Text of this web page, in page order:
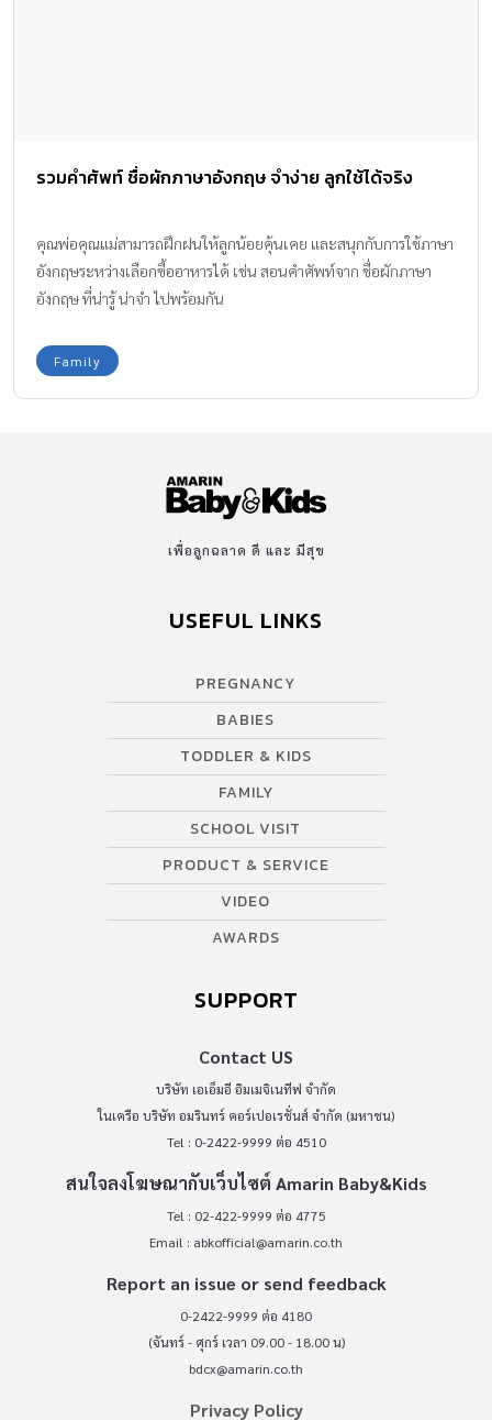
รวมคำศัพท์ ชื่อผักภาษาอังกฤษ จำง่าย ลูกใช้ได้จริง
คุณพ่อคุณแม่สามารถฝึกฝนให้ลูกน้อยคุ้นเคย และสนุกกับการใช้ภาษา
อังกฤษระหว่างเลือกซื้ออาหารได้ เช่น สอนคำศัพท์จาก ชื่อผักภาษา
อังกฤษ ที่น่ารู้ น่าจำ ไปพร้อมกัน
Family
เพื่อลูกฉลาด ดี และ มีสุข
USEFUL LINKS
PREGNANCY
BABIES
TODDLER & KIDS
FAMILY
SCHOOL VISIT
PRODUCT & SERVICE
VIDEO
AWARDS
SUPPORT
Contact US
บริษัท เอเอ็มอี อิมเมจิเนทีฟ จำกัด
ในเครือ บริษัท อมรินทร์ คอร์เปอเรชั่นส์ จำกัด (มหาชน)
Tel : 0-2422-9999 ต่อ 4510
สนใจลงโฆษณากับเว็บไซต์ Amarin Baby&Kids
Tel : 02-422-9999 ต่อ 4775
Email : abkofficial@amarin.co.th
Report an issue or send feedback
0-2422-9999 ต่อ 4180
(จันทร์ - ศุกร์ เวลา 09.00 - 18.00 น)
bdcx@amarin.co.th
Privacy Policy